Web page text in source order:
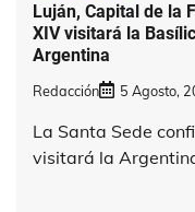
Luján, Capital de la
XIV visitará la
Argentina
Redacción 5 Agosto,
La Santa Sede
visitará la